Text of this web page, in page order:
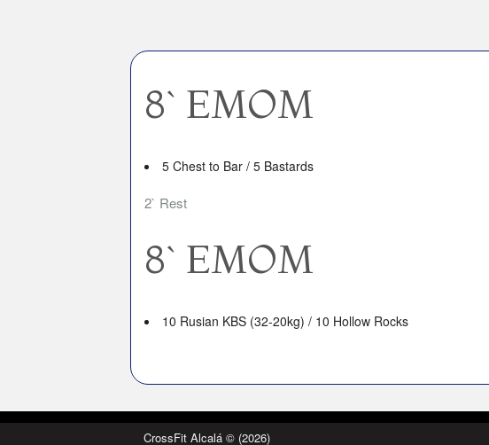
8` EMOM
5 Chest to Bar / 5 Bastards
2` Rest
8` EMOM
10 Rusian KBS (32-20kg) / 10 Hollow Rocks
CrossFit Alcalá © (2026)